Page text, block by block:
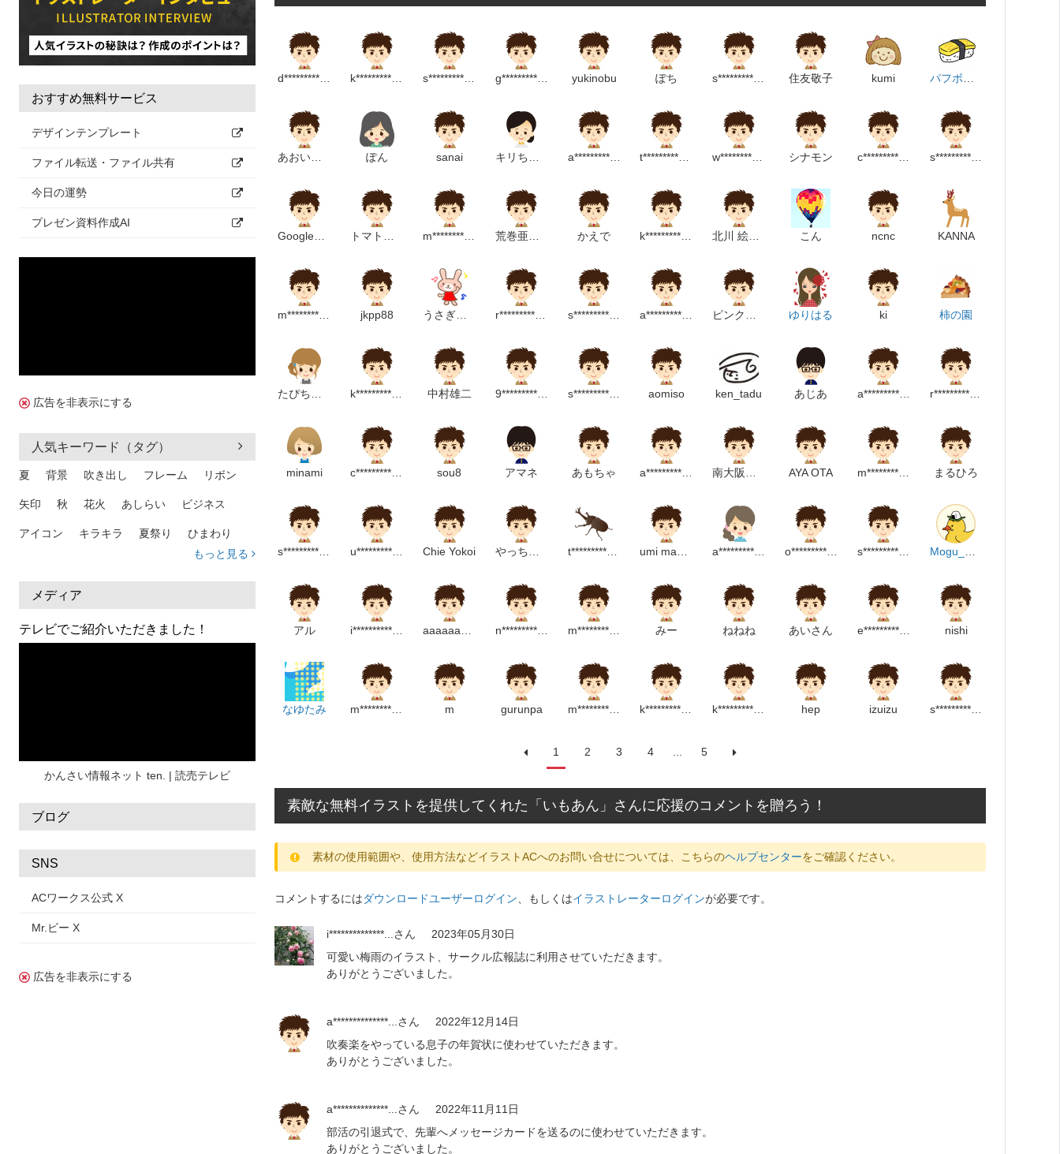
おすすめ無料サービス
デザインテンプレート
ファイル転送・ファイル共有
今日の運勢
プレゼン資料作成AI
広告を非表示にする
人気キーワード（タグ）
夏 背景 吹き出し フレーム リボン
矢印 秋 花火 あしらい ビジネス
アイコン キラキラ 夏祭り ひまわり
熱中症
人物 暑中見舞い
日本地図 海
もっと見る
メディア
テレビでご紹介いただきました！
かんさい情報ネット ten. | 読売テレビ
ブログ
SNS
ACワークス公式 X
Mr.ビー X
広告を非表示にする
g*************************p yukinobu ぽち 住友敬子 kumi
ぽん sanai a*********************p シナモン c*********************p s********************p
かえで こん ncnc KANNA
jkpp88 r***************************p s************************m ゆりはる ki 柿の園
中村雄二 9****************m s**********************m aomiso ken_tadu あじあ a************************m r*****************************p
minami sou8 アマネ あもちゃ AYA OTA m******************m まるひろ
Chie Yokoi t*****************m o************************p s**********************************p
アル n******************p m*****************m みー ねねね あいさん e*********************p nishi
なゆたみ m gurunpa m************************************p hep izuizu s*********************p
1 2 3 4 ... 5
素敵な無料イラストを提供してくれた「いもあん」さんに応援のコメントを贈ろう！
素材の使用範囲や、使用方法などイラストACへのお問い合せについては、こちらのヘルプセンターをご確認ください。
コメントするにはダウンロードユーザーログイン、もしくはイラストレーターログインが必要です。
i**************...さん
2023年05月30日
可愛い梅雨のイラスト、サークル広報誌に利用させていただきます。
ありがとうございました。
a**************...さん
2022年12月14日
吹奏楽をやっている息子の年賀状に使わせていただきます。
ありがとうございました。
a**************...さん
2022年11月11日
部活の引退式で、先輩へメッセージカードを送るのに使わせていただきます。
ありがとうございました。